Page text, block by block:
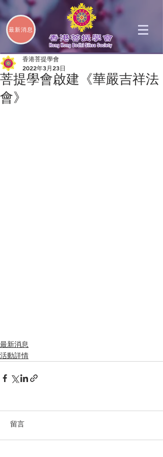
最新消息
菩提學會啟建《華嚴吉祥法
會》
香港菩提學會
2022年3月23日
最新消息
活動詳情
留言